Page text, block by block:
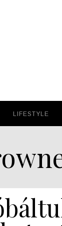
LIFESTYLE
LIFESTYLE